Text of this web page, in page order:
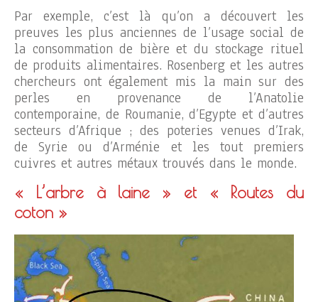
Par exemple, c’est là qu’on a découvert les
preuves les plus anciennes de l’usage social de
la consommation de bière et du stockage rituel
de produits alimentaires. Rosenberg et les autres
chercheurs ont également mis la main sur des
perles en provenance de l’Anatolie
contemporaine, de Roumanie, d’Egypte et d’autres
secteurs d’Afrique ; des poteries venues d’Irak,
de Syrie ou d’Arménie et les tout premiers
cuivres et autres métaux trouvés dans le monde.
« L’arbre à laine » et « Routes du
coton »